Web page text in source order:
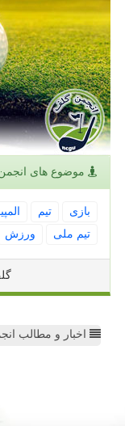
موضوع های
بازی تیم
تیم ملی
ورزش
اخبار و مطالب